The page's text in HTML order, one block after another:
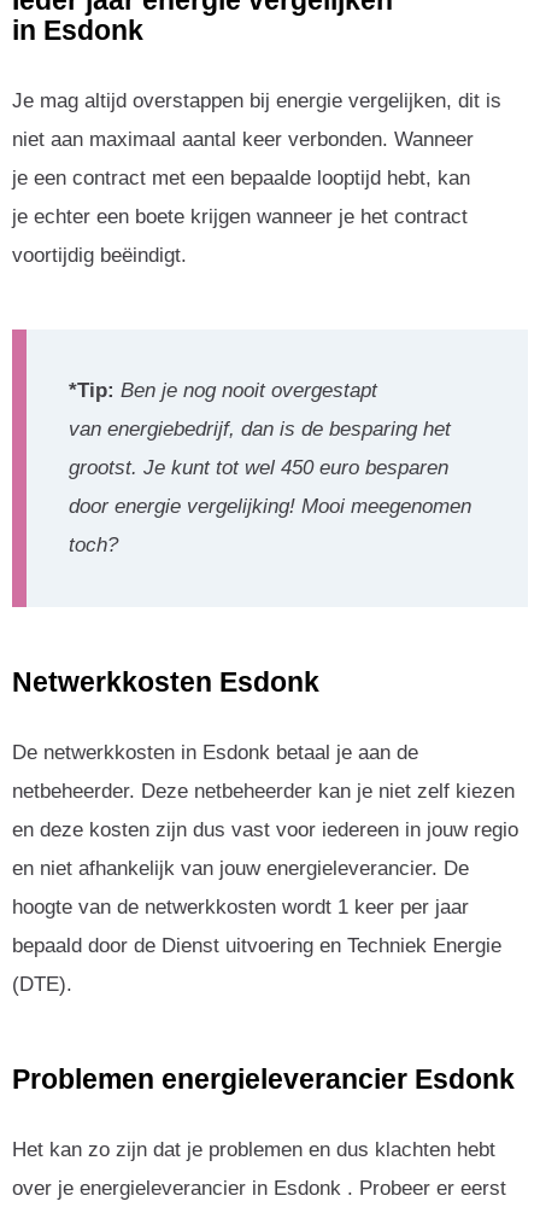
in Esdonk
Je mag altijd overstappen bij energie vergelijken, dit is
niet aan maximaal aantal keer verbonden. Wanneer
je een contract met een bepaalde looptijd hebt, kan
je echter een boete krijgen wanneer je het contract
voortijdig beëindigt.
*Tip: Ben je nog nooit overgestapt
van energiebedrijf, dan is de besparing het
grootst. Je kunt tot wel 450 euro besparen
door energie vergelijking! Mooi meegenomen
toch?
Netwerkkosten Esdonk
De netwerkkosten in Esdonk betaal je aan de
netbeheerder. Deze netbeheerder kan je niet zelf kiezen
en deze kosten zijn dus vast voor iedereen in jouw regio
en niet afhankelijk van jouw energieleverancier. De
hoogte van de netwerkkosten wordt 1 keer per jaar
bepaald door de Dienst uitvoering en Techniek Energie
(DTE).
Problemen energieleverancier Esdonk
Het kan zo zijn dat je problemen en dus klachten hebt
over je energieleverancier in Esdonk . Probeer er eerst